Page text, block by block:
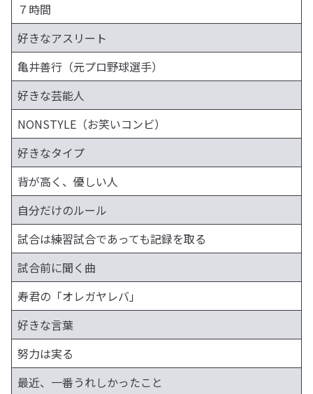
７時間
好きなアスリート
亀井善行（元プロ野球選手）
好きな芸能人
NONSTYLE（お笑いコンビ）
好きなタイプ
背が高く、優しい人
自分だけのルール
試合は練習試合であっても記録を取る
試合前に聞く曲
寿君の「オレガヤレバ」
好きな言葉
努力は実る
最近、一番うれしかったこと